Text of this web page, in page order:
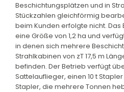
Beschichtungsplätzen und in
Stückzahlen gleichförmig
beim Kunden erfolgte nicht.
eine Größe von 1,2 ha und
in denen sich mehrere
Strahlkabinen von zT 17,5 m
befinden. Der Betrieb verfügt
Sattelauflieger, einen 10 t
Stapler, die mehrere Tonnen